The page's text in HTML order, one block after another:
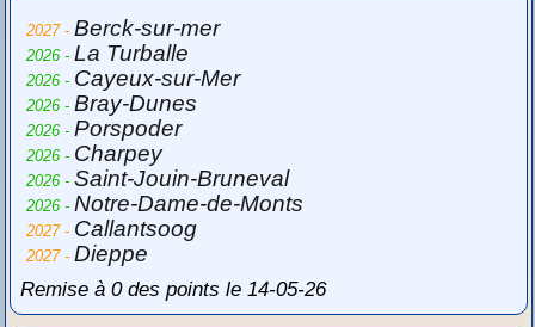
2027 -Berck-sur-mer
2026 -La Turballe
2026 - Cayeux-sur-Mer
2026 -Bray-Dunes
2026 -Porspoder
2026 - Charpey
2026 -Saint-Jouin-Bruneval
2026 -Notre-Dame-de-Monts
2027 - Callantsoog
2027 -Dieppe
Remise à 0 des points le 14-05-26